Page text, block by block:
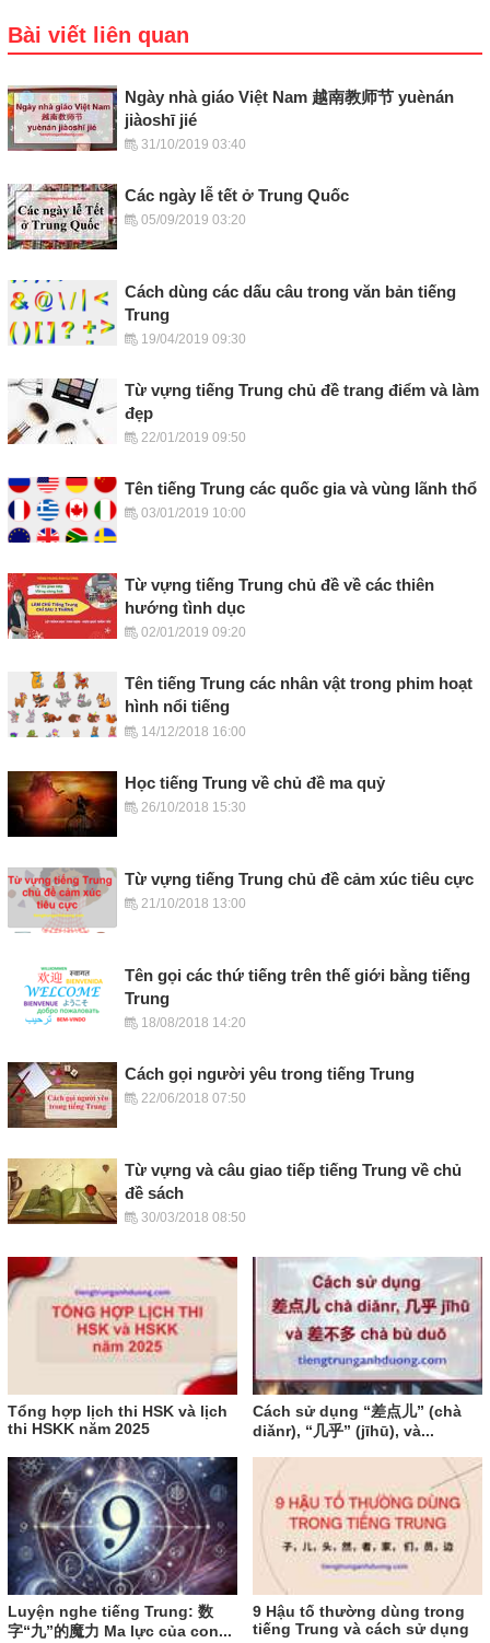
Bài viết liên quan
Ngày nhà giáo Việt Nam 越南教师节 yuènán
jiàoshī jié
31/10/2019 03:40
Các ngày lễ tết ở Trung Quốc
05/09/2019 03:20
Cách dùng các dấu câu trong văn bản tiếng
Trung
19/04/2019 09:30
Từ vựng tiếng Trung chủ đề trang điểm và làm
đẹp
22/01/2019 09:50
Tên tiếng Trung các quốc gia và vùng lãnh thổ
03/01/2019 10:00
Từ vựng tiếng Trung chủ đề về các thiên
hướng tình dục
02/01/2019 09:20
Tên tiếng Trung các nhân vật trong phim hoạt
hình nổi tiếng
14/12/2018 16:00
Học tiếng Trung về chủ đề ma quỷ
26/10/2018 15:30
Từ vựng tiếng Trung chủ đề cảm xúc tiêu cực
21/10/2018 13:00
Tên gọi các thứ tiếng trên thế giới bằng tiếng
Trung
18/08/2018 14:20
Cách gọi người yêu trong tiếng Trung
22/06/2018 07:50
Từ vựng và câu giao tiếp tiếng Trung về chủ
đề sách
30/03/2018 08:50
Tổng hợp lịch thi HSK và lịch
thi HSKK năm 2025
Cách sử dụng “差点儿” (chà
diǎnr), “几乎” (jīhū), và...
Luyện nghe tiếng Trung: 数
字“九”的魔力 Ma lực của con...
9 Hậu tố thường dùng trong
tiếng Trung và cách sử dụng